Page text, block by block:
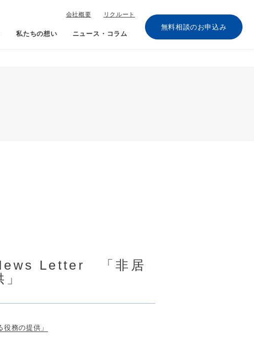
私たちの想い ニュース・コラム
会社概要 リクルート
無料相談のお申込み
Letter 「非居
務の提供」